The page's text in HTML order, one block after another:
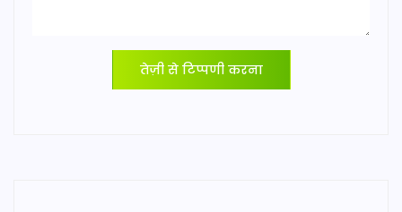
तेज़ी से टिप्पणी करना